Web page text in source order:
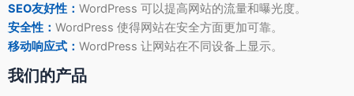
SEO友好性： WordPress 可以提高网站的流量和曝光度。
安全性： WordPress 使得网站在安全方面更加可靠。
移动响应式： WordPress 让网站在不同设备上显示。
我们的产品